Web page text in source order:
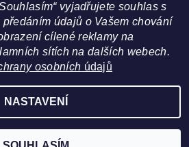
| Heureka.cz
práva vyhrazenaUpravit nastavení cookies
Vytvořil Shoptet
vyjadřujete souhlas s
údajů o Vašem chování
cílené reklamy na
sítích na dalších webech.
osobních údajů
NASTAVENÍ